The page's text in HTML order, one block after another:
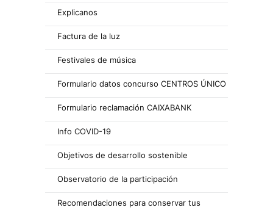
Explicanos
Factura de la luz
Festivales de música
Formulario datos concurso CENTROS ÚNICO
Formulario reclamación CAIXABANK
Info COVID-19
Objetivos de desarrollo sostenible
Observatorio de la participación
Recomendaciones para conservar tus